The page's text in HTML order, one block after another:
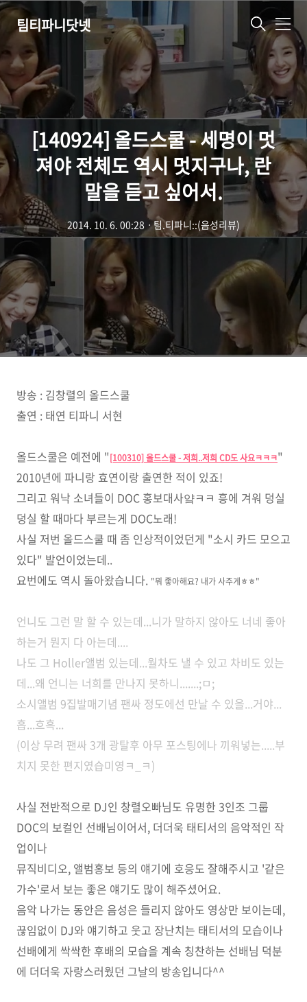
팀티파니닷넷 메
뉴
[140924] 올드스쿨 - 세명이 멋
져야 전체도 역시 멋지구나, 란
말을 듣고 싶어서.
2014. 10. 6. 00:28 ㆍ팀.티파니::(음성리뷰)
방송 : 김창렬의 올드스쿨
출연 : 태연 티파니 서현
올드스쿨은 예전에 "[100310] 올드스쿨 - 저희..저희 CD도 사요ㅋㅋㅋ"
2010년에 파니랑 효연이랑 출연한 적이 있죠!
그리고 워낙 소녀들이 DOC 홍보대사얔ㅋㅋ 흥에 겨워 덩실
덩실 할 때마다 부르는게 DOC노래!
사실 저번 올드스쿨 때 좀 인상적이었던게 "소시 카드 모으고
있다" 발언이었는데..
요번에도 역시 돌아왔습니다. "뭐 좋아해요? 내가 사주게ㅎㅎ"
언니도 그런 말 할 수 있는데...니가 말하지 않아도 너네 좋아
하는거 뭔지 다 아는데....
나도 그 Holler앨범 있는데...월차도 낼 수 있고 차비도 있는
데...왜 언니는 너희를 만나지 못하니.......;ㅁ;
소시앨범 9집발매기념 팬싸 정도에선 만날 수 있을...거야...
흡...흐흑...
(이상 무려 팬싸 3개 광탈후 아무 포스팅에나 끼워넣는.....부
치지 못한 편지였습미영ㅋ_ㅋ)
사실 전반적으로 DJ인 창렬오빠님도 유명한 3인조 그룹
DOC의 보컬인 선배님이어서, 더더욱 태티서의 음악적인 작
업이나
뮤직비디오, 앨범홍보 등의 얘기에 호응도 잘해주시고 '같은
가수'로서 보는 좋은 얘기도 많이 해주셨어요.
음악 나가는 동안은 음성은 들리지 않아도 영상만 보이는데,
끊임없이 DJ와 얘기하고 웃고 장난치는 태티서의 모습이나
선배에게 싹싹한 후배의 모습을 계속 칭찬하는 선배님 덕분
에 더더욱 자랑스러웠던 그날의 방송입니다^^